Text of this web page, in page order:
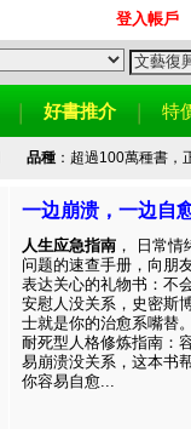
登入帳戶
好書推介 特
品種：超過100萬種書，
一边崩溃，一边自
人生应急指南 ， 日常情
问题的速查手册，向朋
表达关心的礼物书：不
安慰人没关系，史密斯
士就是你的治愈系嘴替
耐死型人格修炼指南：
易崩溃没关系，这本书
你容易自愈...